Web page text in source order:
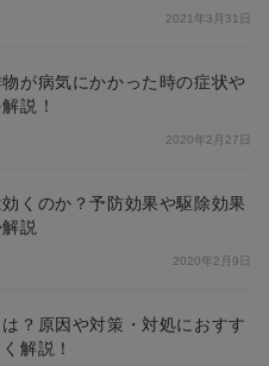
2021年3月31日
が病気にかかった時の症状や
説！
2020年2月27日
くのか？予防効果や駆除効果
説
2020年2月9日
は？原因や対策・対処におすす
解説！